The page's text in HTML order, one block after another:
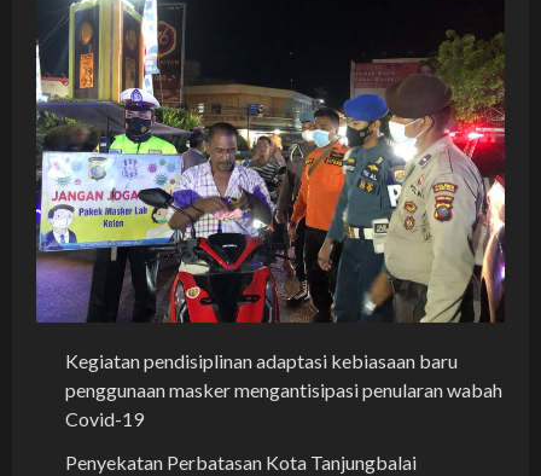
Kegiatan pendisiplinan adaptasi kebiasaan baru
penggunaan masker mengantisipasi penularan wabah
Covid-19
Penyekatan Perbatasan Kota Tanjungbalai